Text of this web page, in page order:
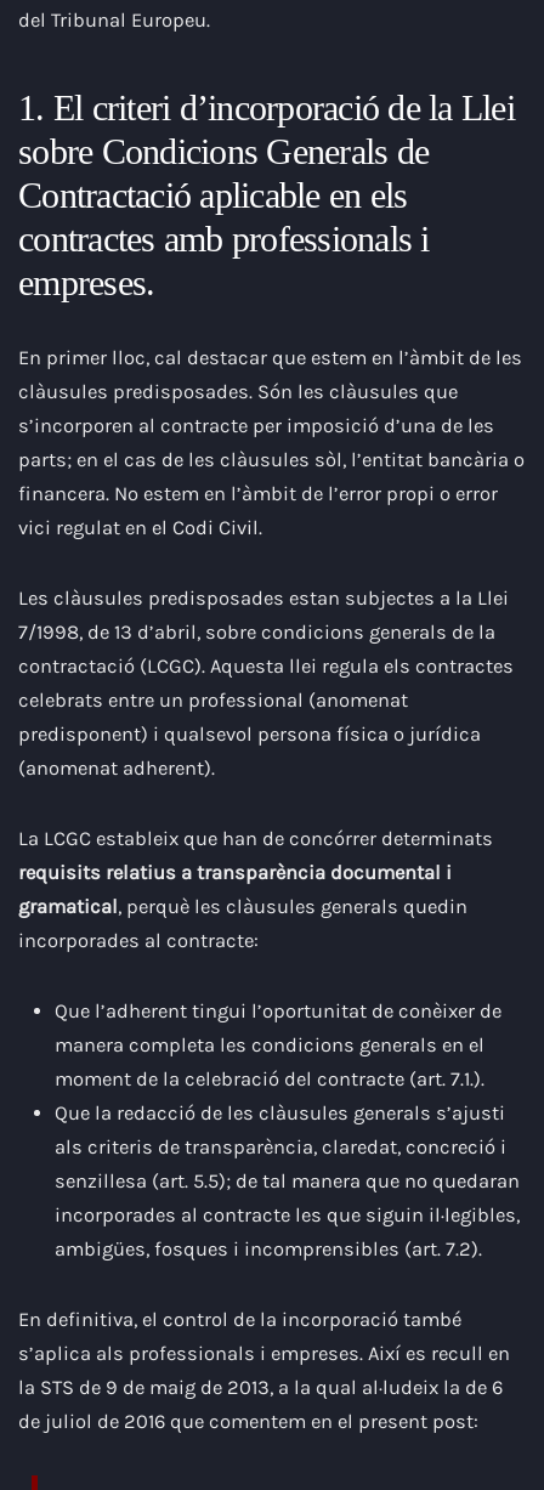
del Tribunal Europeu.
1. El criteri d’incorporació de la Llei
sobre Condicions Generals de
Contractació aplicable en els
contractes amb professionals i
empreses.
En primer lloc, cal destacar que estem en l’àmbit de les
clàusules predisposades. Són les clàusules que
s’incorporen al contracte per imposició d’una de les
parts; en el cas de les clàusules sòl, l’entitat bancària o
financera. No estem en l’àmbit de l’error propi o error
vici regulat en el Codi Civil.
Les clàusules predisposades estan subjectes a la Llei
7/1998, de 13 d’abril, sobre condicions generals de la
contractació (LCGC). Aquesta llei regula els contractes
celebrats entre un professional (anomenat
predisponent) i qualsevol persona física o jurídica
(anomenat adherent).
La LCGC estableix que han de concórrer determinats
requisits relatius a transparència documental i
gramatical, perquè les clàusules generals quedin
incorporades al contracte:
Que l’adherent tingui l’oportunitat de conèixer de
manera completa les condicions generals en el
moment de la celebració del contracte (art. 7.1.).
Que la redacció de les clàusules generals s’ajusti
als criteris de transparència, claredat, concreció i
senzillesa (art. 5.5); de tal manera que no quedaran
incorporades al contracte les que siguin il·legibles,
ambigües, fosques i incomprensibles (art. 7.2).
En definitiva, el control de la incorporació també
s’aplica als professionals i empreses. Així es recull en
la STS de 9 de maig de 2013, a la qual al·ludeix la de 6
de juliol de 2016 que comentem en el present post: